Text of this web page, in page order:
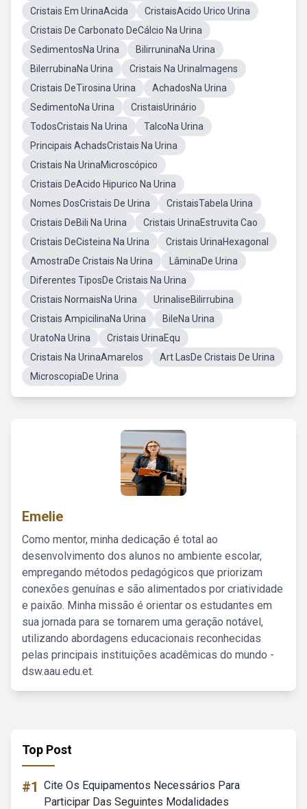
Cristais Em UrinaAcida
CristaisAcido Urico Urina
Cristais De Carbonato DeCálcio Na Urina
SedimentosNa Urina
BilirruninaNa Urina
BilerrubinaNa Urina
Cristais Na UrinaImagens
Cristais DeTirosina Urina
AchadosNa Urina
SedimentoNa Urina
CristaisUrinário
TodosCristais Na Urina
TalcoNa Urina
Principais AchadsCristais Na Urina
Cristais Na UrinaMicroscópico
Cristais DeAcido Hipurico Na Urina
Nomes DosCristais De Urina
CristaisTabela Urina
Cristais DeBili Na Urina
Cristais UrinaEstruvita Cao
Cristais DeCisteina Na Urina
Cristais UrinaHexagonal
AmostraDe Cristais Na Urina
LâminaDe Urina
Diferentes TiposDe Cristais Na Urina
Cristais NormaisNa Urina
UrinaliseBilirrubina
Cristais AmpicilinaNa Urina
BileNa Urina
UratoNa Urina
Cristais UrinaEqu
Cristais Na UrinaAmarelos
Art LasDe Cristais De Urina
MicroscopiaDe Urina
Emelie
Como mentor, minha dedicação é total ao
desenvolvimento dos alunos no ambiente escolar,
empregando métodos pedagógicos que priorizam
conexões genuínas e são alimentados por criatividade
e paixão. Minha missão é orientar os estudantes em
sua jornada para se tornarem uma geração notável,
utilizando abordagens educacionais reconhecidas
pelas principais instituições acadêmicas do mundo -
dsw.aau.edu.et.
Top Post
#1 Cite Os Equipamentos Necessários Para
Participar Das Seguintes Modalidades